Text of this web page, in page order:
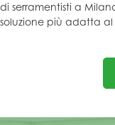
di serramentisti a
soluzione più adatta